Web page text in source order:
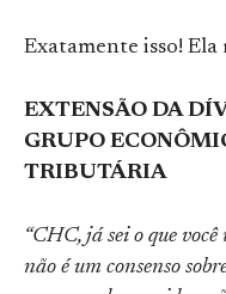
Exatamente isso! Ela
EXTENSÃO DA
GRUPO
TRIBUTÁRIA
“CHC, já sei o que
não é um consenso